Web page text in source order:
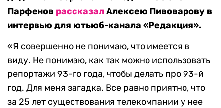
Парфенов рассказалАлексею Пивоварову в
интервью для ютьюб-канала «Редакция».
«Я совершенно не понимаю, что имеется в
виду. Не понимаю, как так можно использовать
репортажи 93-го года, чтобы делать про 93-й
год. Для меня загадка. Все равно приятно, что
за 25 лет существования телекомпании у нее